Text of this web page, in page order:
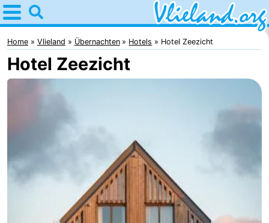
Home
Vlieland
Tipps
Übernachten
Appartements
Home Vlieland Übernachten Hotels Hotel Zeezicht
Hotel Zeezicht